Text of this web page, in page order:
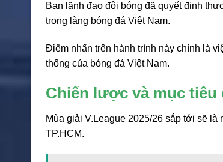
Ban lãnh đạo đội bóng đã quyết định
trong làng bóng đá Việt Nam.
Điểm nhấn trên hành trình này chính là
thống của bóng đá Việt Nam.
Chiến lược và mục tiêu
Mùa giải V.League 2025/26 sắp tới sẽ
TP.HCM.